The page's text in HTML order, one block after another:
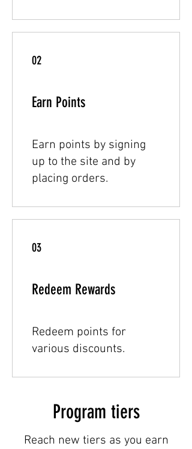
02
Earn Points
Earn points by signing
up to the site and by
placing orders.
03
Redeem Rewards
Redeem points for
various discounts.
Program tiers
Reach new tiers as you earn